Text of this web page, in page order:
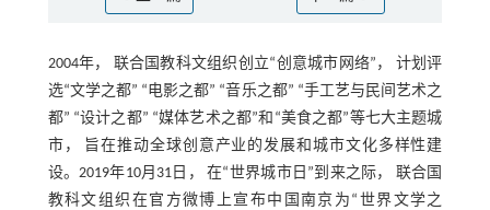
2004年， 联合国教科文组织创立“创意城市网络”， 计划评
选“文学之都” “电影之都” “音乐之都” “手工艺与民间艺术之
都” “设计之都” “媒体艺术之都”和“美食之都”等七大主题城
市， 旨在推动全球创意产业的发展和城市文化多样性建
设。2019年10月31日， 在“世界城市日”到来之际， 联合国
教科文组织在官方微博上宣布中国南京为“世界文学之